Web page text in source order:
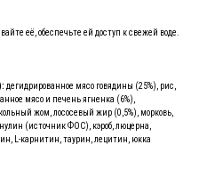
её, обеспечьте ей доступ к свежей воде.
дегидрированное мясо говядины (25%), рис,
мясо и печень ягненка (6%),
жом, лососевый жир (0,5%), морковь,
(источник ФОС), кэроб, люцерна,
L-карнитин, таурин, лецитин, юкка